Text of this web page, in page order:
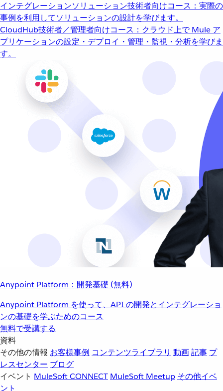
インテグレーションソリューション技術者向けコース：実際の
事例を利用してソリューションの設計を学びます。
CloudHub技術者／管理者向けコース：クラウド上で Mule ア
プリケーションの設定・デプロイ・管理・監視・分析を学びま
す。
Anypoint Platform：開発基礎 (無料)
Anypoint Platform を使って、API の開発とインテグレーショ
ンの基礎を学ぶためのコース
無料で受講する
資料
その他の情報 お客様事例 コンテンツライブラリ 動画記事 プ
レスセンター ブログ
イベント MuleSoft CONNECT MuleSoft Meetup その他イベ
ント